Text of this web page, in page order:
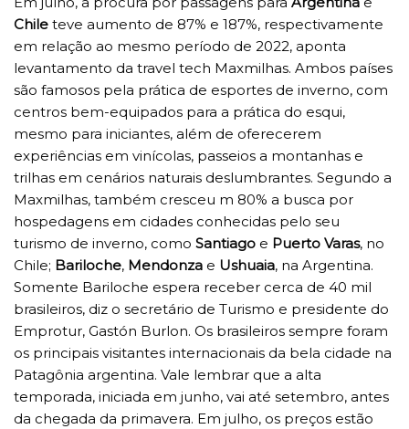
Chile teve aumento de 87% e 187%, respectivamente
em relação ao mesmo período de 2022, aponta
levantamento da travel tech Maxmilhas. Ambos países
são famosos pela prática de esportes de inverno, com
centros bem-equipados para a prática do esqui,
mesmo para iniciantes, além de oferecerem
experiências em vinícolas, passeios a montanhas e
trilhas em cenários naturais deslumbrantes. Segundo a
Maxmilhas, também cresceu m 80% a busca por
hospedagens em cidades conhecidas pelo seu
turismo de inverno, como Santiago e Puerto Varas, no
Chile; Bariloche, Mendonza e Ushuaia, na Argentina.
Somente Bariloche espera receber cerca de 40 mil
brasileiros, diz o secretário de Turismo e presidente do
Emprotur, Gastón Burlon. Os brasileiros sempre foram
os principais visitantes internacionais da bela cidade na
Patagônia argentina. Vale lembrar que a alta
temporada, iniciada em junho, vai até setembro, antes
da chegada da primavera. Em julho, os preços estão